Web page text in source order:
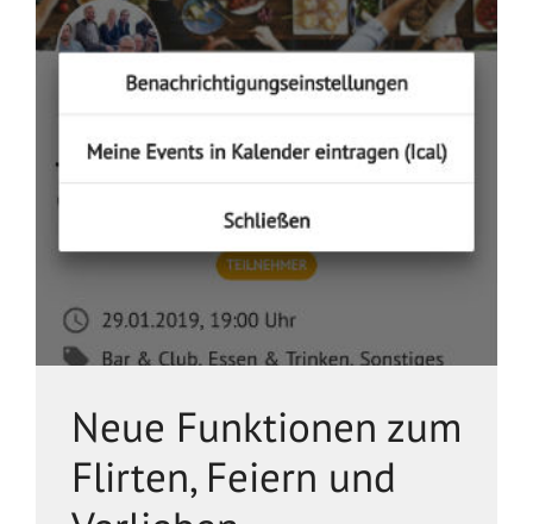
Neue Funktionen zum
Flirten, Feiern und